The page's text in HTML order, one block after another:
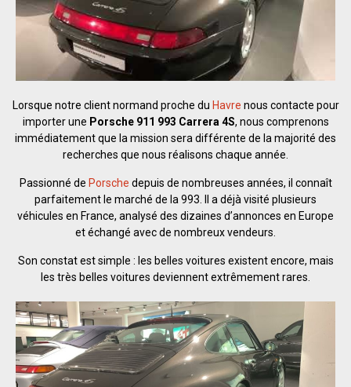
Lorsque notre client normand proche du Havre nous contacte pour
importer une Porsche 911 993 Carrera 4S, nous comprenons
immédiatement que la mission sera différente de la majorité des
recherches que nous réalisons chaque année.
Passionné de Porsche depuis de nombreuses années, il connaît
parfaitement le marché de la 993. Il a déjà visité plusieurs
véhicules en France, analysé des dizaines d’annonces en Europe
et échangé avec de nombreux vendeurs.
Son constat est simple : les belles voitures existent encore, mais
les très belles voitures deviennent extrêmement rares.